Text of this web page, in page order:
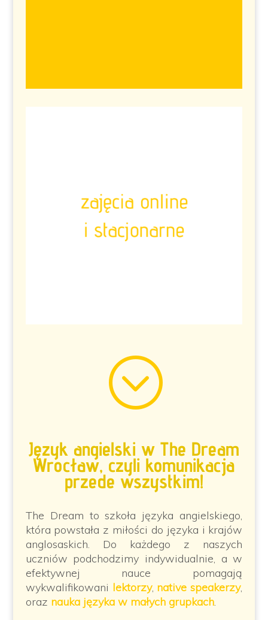
;
Język angielski w The Dream
Wrocław, czyli komunikacja
przede wszystkim!
The Dream to szkoła języka angielskiego,
która powstała z miłości do języka i krajów
anglosaskich. Do każdego z naszych
uczniów podchodzimy indywidualnie, a w
efektywnej nauce pomagają
wykwalifikowani lektorzy, native speakerzy,
oraz nauka języka w małych grupkach.